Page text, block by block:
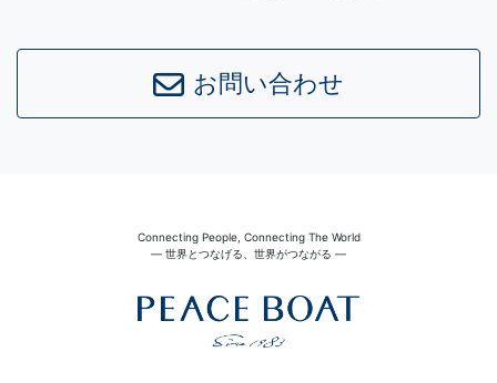
お問い合わせ
Connecting People, Connecting The World
― 世界とつなげる、世界がつながる ―